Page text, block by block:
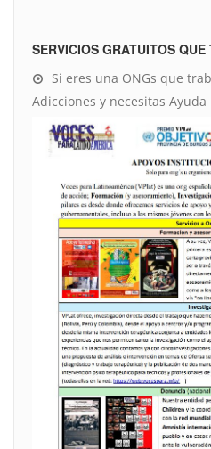
SERVICIOS GRATUITOS
Si eres una ONGs que
Adicciones y necesitas Ayuda